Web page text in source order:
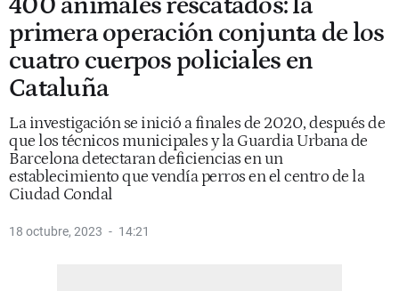
primera operación conjunta de los
cuatro cuerpos policiales en
Cataluña
La investigación se inició a finales de 2020, después de
que los técnicos municipales y la Guardia Urbana de
Barcelona detectaran deficiencias en un
establecimiento que vendía perros en el centro de la
Ciudad Condal
18 octubre, 2023 14:21